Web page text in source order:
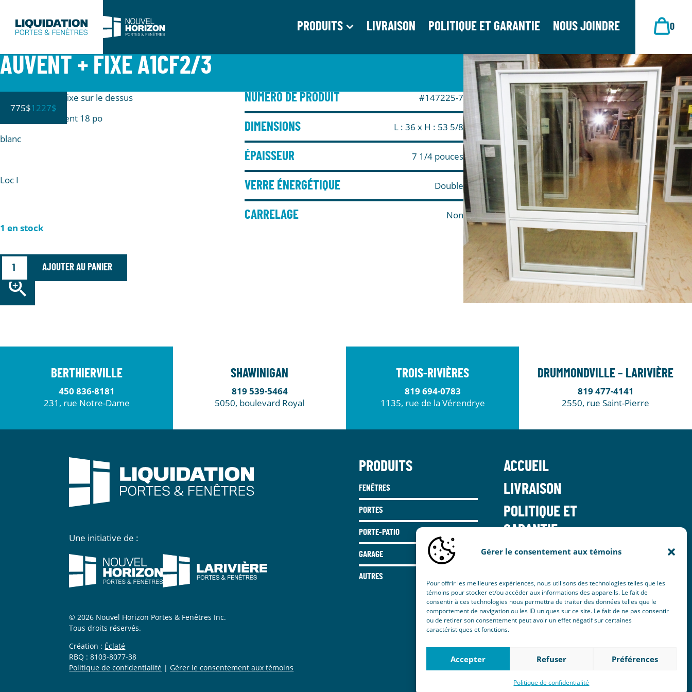
Gérer le consentement aux témoins
Pour offrir les meilleures expériences, nous utilisons des technologies telles que les
témoins pour stocker et/ou accéder aux informations des appareils. Le fait de
consentir à ces technologies nous permettra de traiter des données telles que le
comportement de navigation ou les ID uniques sur ce site. Le fait de ne pas consentir
ou de retirer son consentement peut avoir un effet négatif sur certaines
caractéristiques et fonctions.
Accepter Refuser Préférences
Politique de confidentialité
PRODUITS LIVRAISON POLITIQUE ET GARANTIE NOUS JOINDRE 0
AUVENT + FIXE A1CF2/3
775$1227$
Auvent avec un fixe sur le dessus
hauteur de l’auvent 18 po
blanc
Loc I
1 en stock
AJOUTER AU PANIER
NUMÉRO DE PRODUIT #147225-7
DIMENSIONS L : 36x H : 53 5/8
ÉPAISSEUR 7 1/4 pouces
VERRE ÉNERGÉTIQUE Double
CARRELAGE Non
BERTHIERVILLE
450 836-8181
231, rue Notre-Dame
SHAWINIGAN
819 539-5464
5050, boulevard Royal
TROIS-RIVIÈRES
819 694-0783
1135, rue de la Vérendrye
DRUMMONDVILLE – LARIVIÈRE
819 477-4141
2550, rue Saint-Pierre
Une initiative de :
© 2026 Nouvel Horizon Portes & Fenêtres Inc.
Tous droits réservés.
Création : Éclaté
RBQ : 8103-8077-38
Politique de confidentialité |Gérer le consentement aux témoins
PRODUITS
FENÊTRES
PORTES
PORTE-PATIO
GARAGE
AUTRES
ACCUEIL
LIVRAISON
POLITIQUE ET
GARANTIE
NOUS JOINDRE